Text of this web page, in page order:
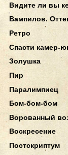
Видите ли вы
Вампилов.
Ретро
Спасти камер-
Золушка
Пир
Паралимпиец
Бом-бом-бом
Ворованный
Воскресение
Постскриптум